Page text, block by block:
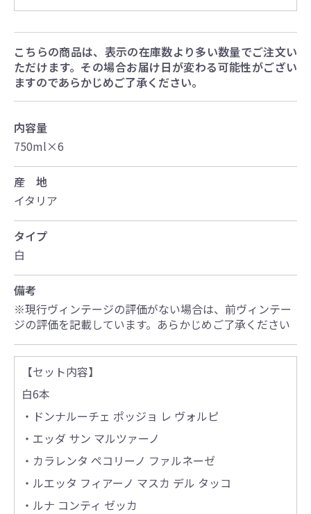
こちらの商品は、表示の在庫数より多い数量でご注文い
ただけます。その場合お届け日が変わる可能性がござい
ますのであらかじめご了承ください。
内容量
750ml×6
産 地
イタリア
タイプ
白
備考
※現行ヴィンテージの評価がない場合は、前ヴィンテー
ジの評価を記載しています。あらかじめご了承ください
【セット内容】
白6本
・ドンナルーチェ ポッジョ レ ヴォルピ
・エッダ サン マルツァーノ
・カラレンタ ペコリーノ ファルネーゼ
・ルエッタ フィアーノ マスカ デル タッコ
・ルナ コンティ ゼッカ